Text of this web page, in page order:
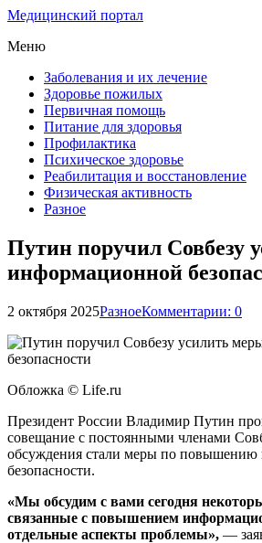
Медицинский портал
Меню
Заболевания и их лечение
Здоровье пожилых
Первичная помощь
Питание для здоровья
Профилактика
Психическое здоровье
Реабилитация и восстановление
Физическая активность
Разное
Путин поручил Совбезу
информационной
2 октября 2025РазноеКомментарии: 0
Обложка © Life.ru
Президент России Владимир Путин
совещание с постоянными членами
обсуждения стали меры по
безопасности.
«Мы обсудим с вами сегодня
связанные с повышением
отдельные аспекты проблемы», —